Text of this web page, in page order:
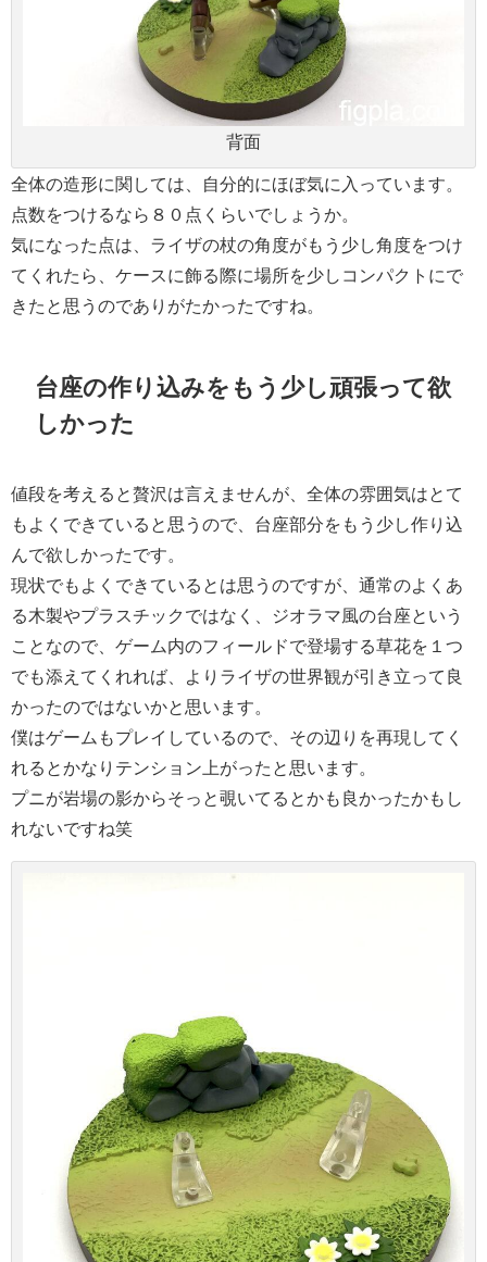
背面
全体の造形に関しては、自分的にほぼ気に入っています。
点数をつけるなら８０点くらいでしょうか。
気になった点は、ライザの杖の角度がもう少し角度をつけ
てくれたら、ケースに飾る際に場所を少しコンパクトにで
きたと思うのでありがたかったですね。
台座の作り込みをもう少し頑張って欲
しかった
値段を考えると贅沢は言えませんが、全体の雰囲気はとて
もよくできていると思うので、台座部分をもう少し作り込
んで欲しかったです。
現状でもよくできているとは思うのですが、通常のよくあ
る木製やプラスチックではなく、ジオラマ風の台座という
ことなので、ゲーム内のフィールドで登場する草花を１つ
でも添えてくれれば、よりライザの世界観が引き立って良
かったのではないかと思います。
僕はゲームもプレイしているので、その辺りを再現してく
れるとかなりテンション上がったと思います。
プニが岩場の影からそっと覗いてるとかも良かったかもし
れないですね笑